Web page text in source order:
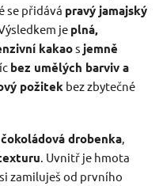
se přidává pravý jamajský
je plná,
kakaos jemně
bez umělých barviv a
požitek bez zbytečné
drobenka
. Uvnitř je hmota
zamiluješ od prvního